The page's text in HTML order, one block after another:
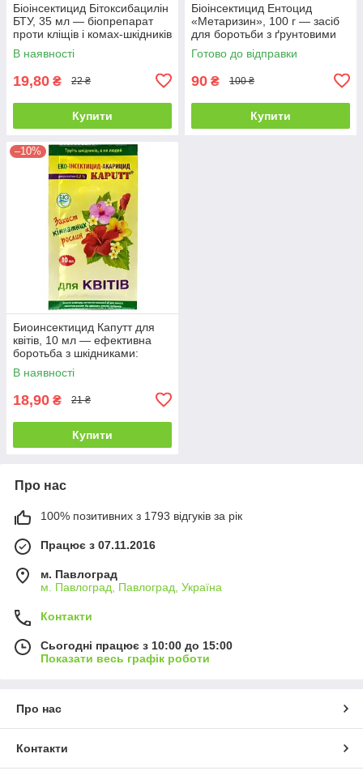
Біоінсектицид Бітоксибацилін
БТУ, 35 мл — біопрепарат
проти кліщів і комах-шкідників
В наявності
19,80 ₴ 22 ₴
Купити
Біоінсектицид Ентоцид
«Метаризин», 100 г — засіб
для боротьби з ґрунтовими
шкідниками, препарат
Ентоцид
Готово до відправки
90 ₴ 100 ₴
Купити
–10%
Биоинсектицид Капутт для
квітів, 10 мл — ефективна
боротьба з шкідниками:
попелиці, кліщі, блішки
В наявності
18,90 ₴ 21 ₴
Купити
Про нас
100% позитивних з 1793 відгуків за рік
Працює з 07.11.2016
м. Павлоград
м. Павлоград, Павлоград, Україна
Контакти
Сьогодні працює з 10:00 до 15:00
Показати весь графік роботи
Про нас
Контакти